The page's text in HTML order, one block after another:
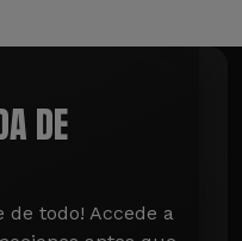
DE
de todo! Accede a